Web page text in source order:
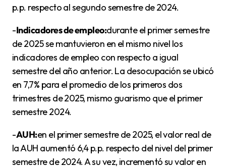
p.p. respecto al segundo semestre de 2024.
-Indicadores de empleo:durante el primer semestre
de 2025 se mantuvieron en el mismo nivel los
indicadores de empleo con respecto a igual
semestre del año anterior. La desocupación se ubicó
en 7,7% para el promedio de los primeros dos
trimestres de 2025, mismo guarismo que el primer
semestre 2024.
-AUH:en el primer semestre de 2025, el valor real de
la AUH aumentó 6,4 p.p. respecto del nivel del primer
semestre de 2024. A su vez, incrementó su valor en